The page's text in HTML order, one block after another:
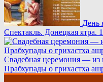
День
Спектакль. Донецкая ятра.
Свадебная церемония —
Прабхупады о грихастха